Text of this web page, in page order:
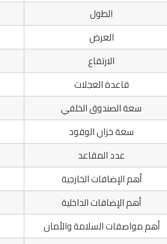
الطول
العرض
الارتفاع
قاعدة العجلات
سعة الصندوق الخلفي
سعة خزان الوقود
عدد المقاعد
أهم الإضافات الخارجية
أهم الإضافات الداخلية
أهم مواصفات السلامة والأمان